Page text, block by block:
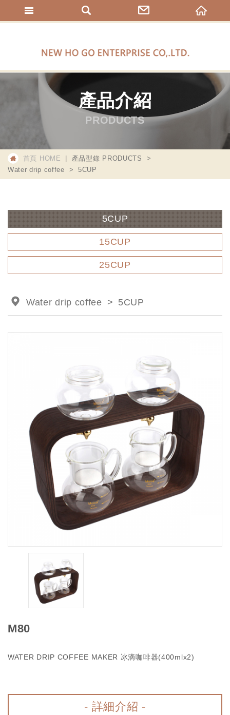
產品介紹
PRODUCTS
首頁 HOME
產品型錄 PRODUCTS
Water drip coffee
5CUP
5CUP
15CUP
25CUP
Water drip coffee 5CUP
M80
WATER DRIP COFFEE MAKER 冰滴咖啡器(400mlx2)
- 詳細介紹 -